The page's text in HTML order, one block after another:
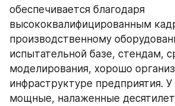
обеспечивается благодаря
высококвалифицированным
производственному
испытательной базе, стендам,
моделирования, хорошо
инфраструктуре предприятия.
мощные, налаженные